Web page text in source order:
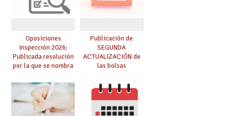
Oposiciones
Inspección 2026:
Publicada resolución
por la que se nombra
prácticas, se regulan
dichas prácticas y se
convoca acto público
de adjudicación
Publicación de
SEGUNDA
ACTUALIZACIÓN de
las bolsas
Cuerpo de Maestros
de especialidades
convocadas a
oposición